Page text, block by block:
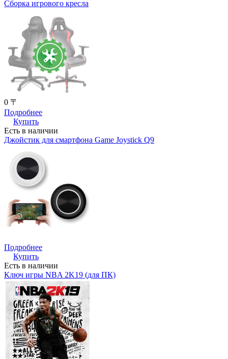
Сборка игрового кресла
0 〒
Подробнее
Купить
Есть в наличии
Джойстик для смартфона Game Joystick Q9
Подробнее
Купить
Есть в наличии
Ключ игры NBA 2K19 (для ПК)